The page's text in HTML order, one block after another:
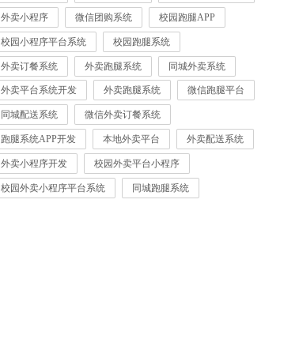
外卖小程序 微信团购系统 校园跑腿APP
校园小程序平台系统 校园跑腿系统
外卖订餐系统 外卖跑腿系统 同城外卖系统
外卖平台系统开发 外卖跑腿系统 微信跑腿平台
同城配送系统 微信外卖订餐系统
跑腿系统APP开发 本地外卖平台 外卖配送系统
外卖小程序开发 校园外卖平台小程序
校园外卖小程序平台系统 同城跑腿系统